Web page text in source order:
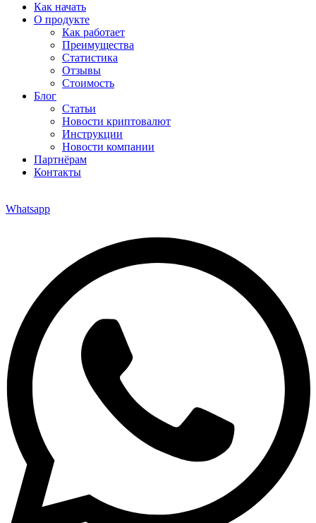
Как начать
О продукте
Как работает
Преимущества
Статистика
Отзывы
Стоимость
Блог
Статьи
Новости криптовалют
Инструкции
Новости компании
Партнёрам
Контакты
Whatsapp